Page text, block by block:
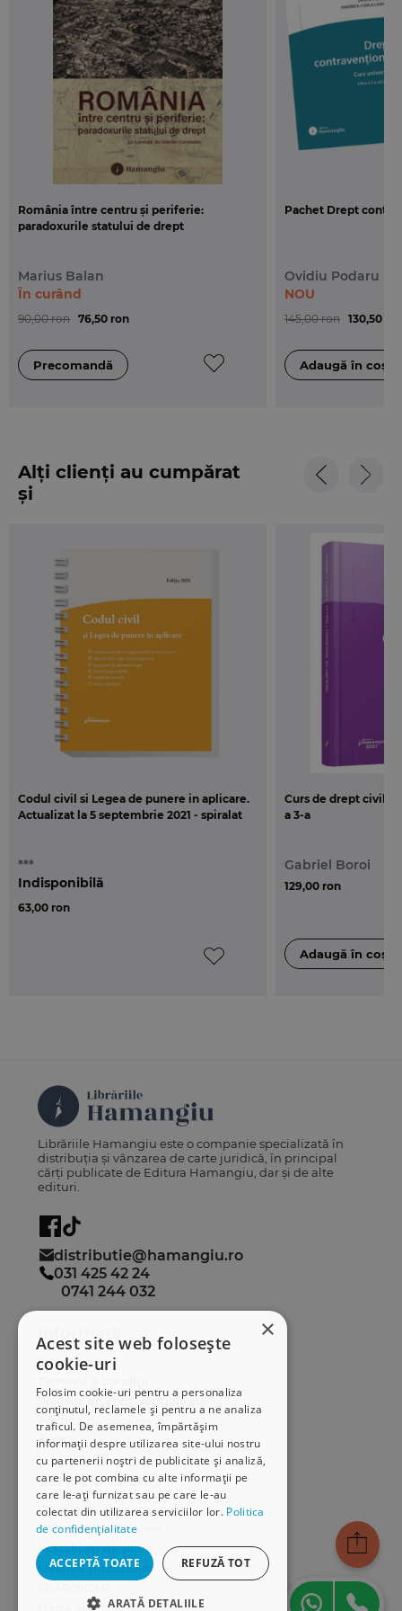
fundamentale a Uniunii Europene
se adreseaza
nu numai specialistilor in drept, ci tuturor
cetatenilor romani, in vederea unei corecte
cunoasteri a drepturilor, libertatilor si indatoririlor
fundamentale.
Volumul este tiparit intr-un format accesibil
(120x165 mm), pe hartie ofset.
România între centru și periferie:
paradoxurile statului de drept
Marius Balan
90,00 ron 76,50 ron
În curând
Pachet Drept
Ovidiu Podaru
145,00 ron 130,50
NOU
Alți clienți au cumpărat
și
Codul civil si Legea de punere in aplicare.
Actualizat la 5 septembrie 2021 - spiralat
***
63,00 ron
Indisponibilă
Curs de drept civil.
a 3-a
Gabriel Boroi
129,00 ron
×
Acest site web folosește
cookie-uri
Folosim cookie-uri pentru a personaliza
conținutul, reclamele și pentru a ne analiza
traficul. De asemenea, împărtășim
informații despre utilizarea site-ului nostru
cu partenerii noștri de publicitate și analiză,
care le pot combina cu alte informații pe
care le-ați furnizat sau pe care le-au
colectat din utilizarea serviciilor lor. Politica
de confidențialitate
ACCEPTĂ TOATE REFUZĂ TOT
ARATĂ DETALIILE
Librăriile Hamangiu este o companie specializată în
distribuția și vânzarea de carte juridică, în principal
cărți publicate de Editura Hamangiu, dar și de alte
edituri.
distributie@hamangiu.ro
031 425 42 24
0741 244 032
Informații
Despre noi
Politica de confidențialitate
Politica de cookies
ANPC
Serviciu clienți
Comunitatea Hamangiu
Cum comand online
Modalități de plată
Livrarea produselor
Hartă site